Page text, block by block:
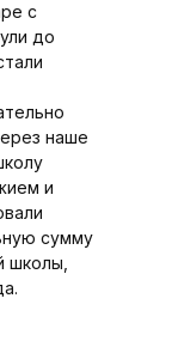
с
до
наше
и
сумму
школы,